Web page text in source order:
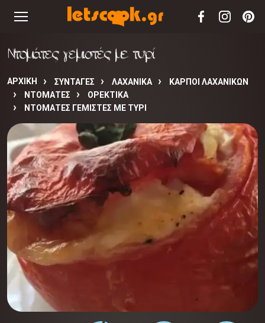
Ντομάτες γεμιστές με τυρί
ΑΡΧΙΚΉ ΣΥΝΤΑΓΈΣ ΛΑΧΑΝΙΚΑ
ΚΑΡΠΟΙ ΛΑΧΑΝΙΚΩΝ
ΝΤΟΜΑΤΕΣ
ΟΡΕΚΤΙΚΑ
ΝΤΟΜΆΤΕΣ ΓΕΜΙΣΤΈΣ ΜΕ ΤΥΡΊ